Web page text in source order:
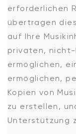
erforderlichen
übertragen
auf Ihre
privaten, nicht-
ermöglichen,
ermöglichen,
Kopien von
zu erstellen,
Unterstützung